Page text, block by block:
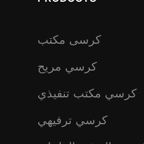
كرسى مكتب
كرسي مريح
كرسي مكتب تنفيذي
كرسي ترفيهي